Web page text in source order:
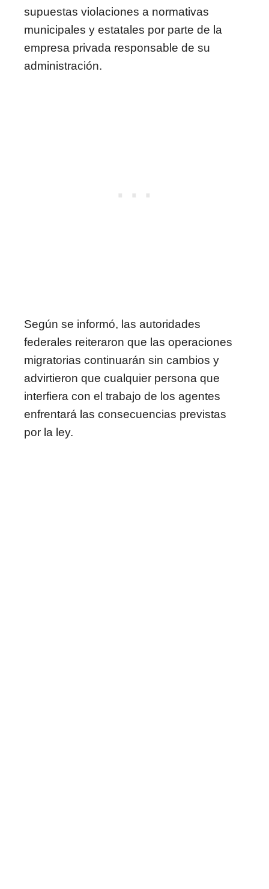
supuestas violaciones a normativas
municipales y estatales por parte de la
empresa privada responsable de su
administración.
Según se informó, las autoridades
federales reiteraron que las operaciones
migratorias continuarán sin cambios y
advirtieron que cualquier persona que
interfiera con el trabajo de los agentes
enfrentará las consecuencias previstas
por la ley.